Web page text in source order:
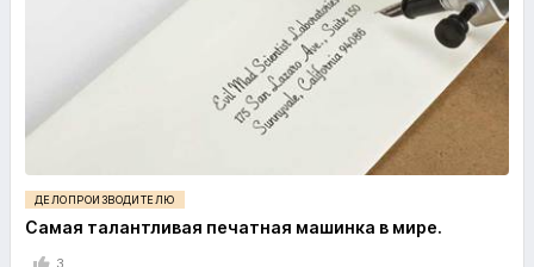
ДЕЛОПРОИЗВОДИТЕЛЮ
Самая талантливая печатная машинка в мире.
3